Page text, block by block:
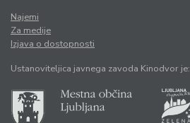
Najemi
Za medije
Izjava o dostopnosti
Ustanoviteljica javnega zavoda Kinodvor je: